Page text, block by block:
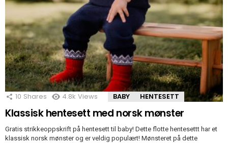
10 Shares 4.8k Views BABY HENTESETT
Klassisk hentesett med norsk mønster
Gratis strikkeoppskrift på hentesett til baby! Dette flotte hentesettt har et
klassisk norsk mønster og er veldig populært! Mønsteret på dette